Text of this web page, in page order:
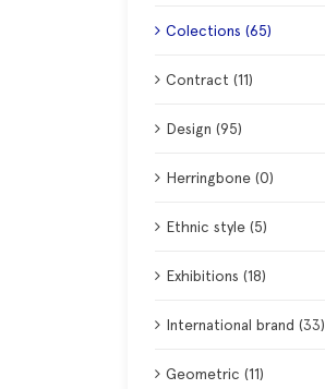
Colections (65)
Contract (11)
Design (95)
Herringbone (0)
Ethnic style (5)
Exhibitions (18)
International brand (33)
Geometric (11)